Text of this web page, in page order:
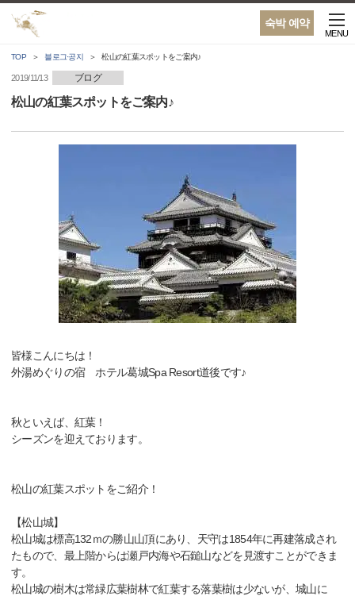
숙박 예약
MENU
TOP 블로그·공지 松山の紅葉スポットをご案内♪
2019/11/13 ブログ
松山の紅葉スポットをご案内♪
皆様こんにちは！
外湯めぐりの宿 ホテル葛城Spa Resort道後です♪
秋といえば、紅葉！
シーズンを迎えております。
松山の紅葉スポットをご紹介！
【松山城】
松山城は標高132ｍの勝山山頂にあり、天守は1854年に再建落成され
たもので、最上階からは瀬戸内海や石鎚山などを見渡すことができま
す。
松山城の樹木は常緑広葉樹林で紅葉する落葉樹は少ないが、城山に